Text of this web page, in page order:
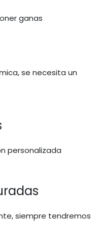
ganas
se necesita un
personalizada
siempre tendremos